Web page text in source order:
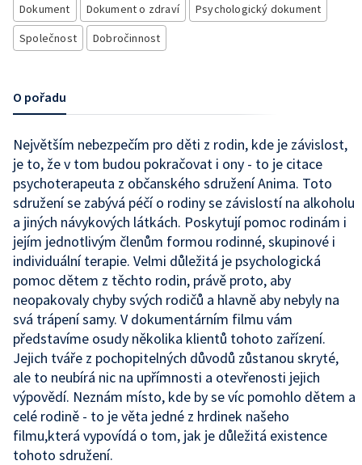
Dokument Dokument o zdraví
Psychologický dokument
Společnost
Dobročinnost
O pořadu
Největším nebezpečím pro děti z rodin, kde je závislost,
je to, že v tom budou pokračovat i ony - to je citace
psychoterapeuta z občanského sdružení Anima. Toto
sdružení se zabývá péčí o rodiny se závislostí na alkoholu
a jiných návykových látkách. Poskytují pomoc rodinám i
jejím jednotlivým členům formou rodinné, skupinové i
individuální terapie. Velmi důležitá je psychologická
pomoc dětem z těchto rodin, právě proto, aby
neopakovaly chyby svých rodičů a hlavně aby nebyly na
svá trápení samy. V dokumentárním filmu vám
představíme osudy několika klientů tohoto zařízení.
Jejich tváře z pochopitelných důvodů zůstanou skryté,
ale to neubírá nic na upřímnosti a otevřenosti jejich
výpovědí. Neznám místo, kde by se víc pomohlo dětem a
celé rodině - to je věta jedné z hrdinek našeho
filmu,která vypovídá o tom, jak je důležitá existence
tohoto sdružení.